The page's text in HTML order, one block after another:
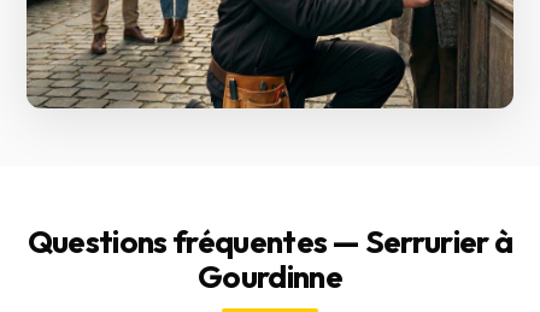
Questions fréquentes — Serrurier à
Gourdinne